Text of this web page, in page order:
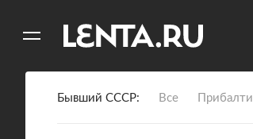
Бывший СССР Все